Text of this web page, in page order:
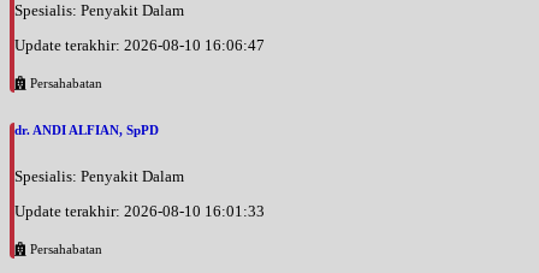
Spesialis: Penyakit Dalam
Update terakhir: 2026-08-10 16:06:47
Persahabatan
dr. ANDI ALFIAN, SpPD
Spesialis: Penyakit Dalam
Update terakhir: 2026-08-10 16:01:33
Persahabatan